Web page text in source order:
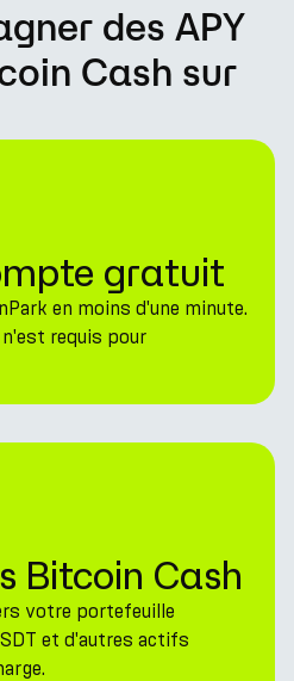
des APY
Cash sur
gratuit
en moins d'une minute.
requis pour
Bitcoin Cash
votre portefeuille
et d'autres actifs